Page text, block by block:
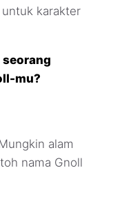
karakter
mu?
alam
nama Gnoll